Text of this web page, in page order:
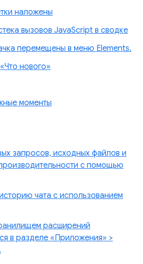
наложены
вызовов JavaScript в сводке
перемещены в меню Elements.
нового»
моменты
запросов, исходных файлов и
с помощью
чата с использованием
расширений
в разделе «Приложения» >